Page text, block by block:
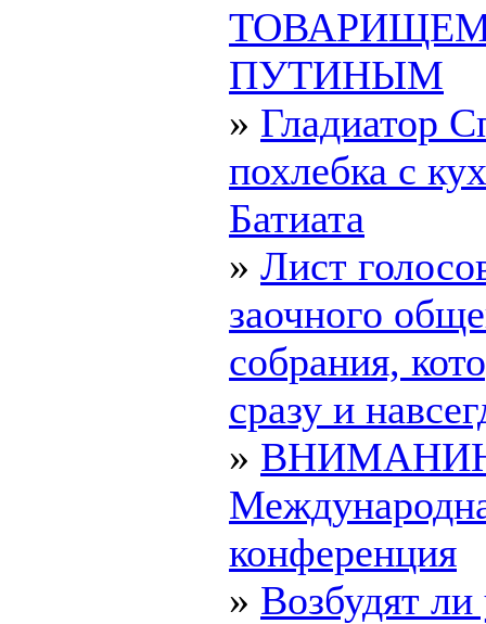
ПУТИНЫМ
» Гладиатор
похлебка с
Батиата
» Лист
заочного
собрания,
сразу и
»
конференция
» Возбудят ли